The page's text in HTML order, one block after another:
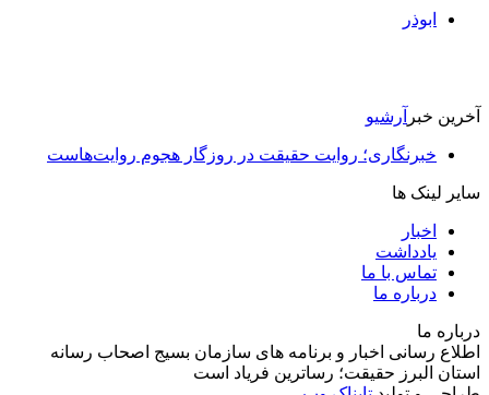
ابوذر
آخرین خبر آرشیو
خبرنگاری؛ روایت حقیقت در روزگار هجوم روایت‌هاست
سایر لینک ها
اخبار
یادداشت
تماس با ما
درباره ما
درباره ما
اطلاع رسانی اخبار و برنامه های سازمان بسیج اصحاب رسانه
استان البرز حقیقت؛ رساترین فریاد است